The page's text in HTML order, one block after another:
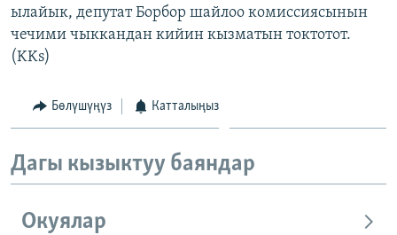
ЭЕ/АРнун бардык сайттары
ылайык, депутат Борбор шайлоо комиссиясынын
чечими чыккандан кийин кызматын токтотот.
(KKs)
Бөлүшүңүз Катталыңыз
Дагы кызыктуу баяндар
Окуялар